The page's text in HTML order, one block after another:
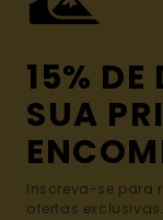
15%
SUA
Inscreva-se para
ofertas exclusivas.